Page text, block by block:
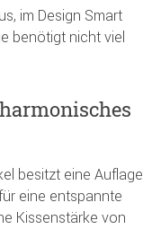
im Design Smart
benötigt nicht viel
besitzt eine Auflage
eine entspannte
Kissenstärke von